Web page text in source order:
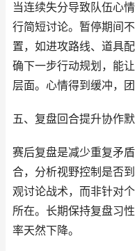
当连续失分导致队伍心
行简短讨论。暂停期间
置，如进攻路线、道具
确下一步行动规划，能
层面。心情得到缓冲，
五、复盘回合提升协作
赛后复盘是减少重复矛
合，分析视野控制是否
观讨论战术，而非针对
所在。长期保持复盘习
率天然下降。